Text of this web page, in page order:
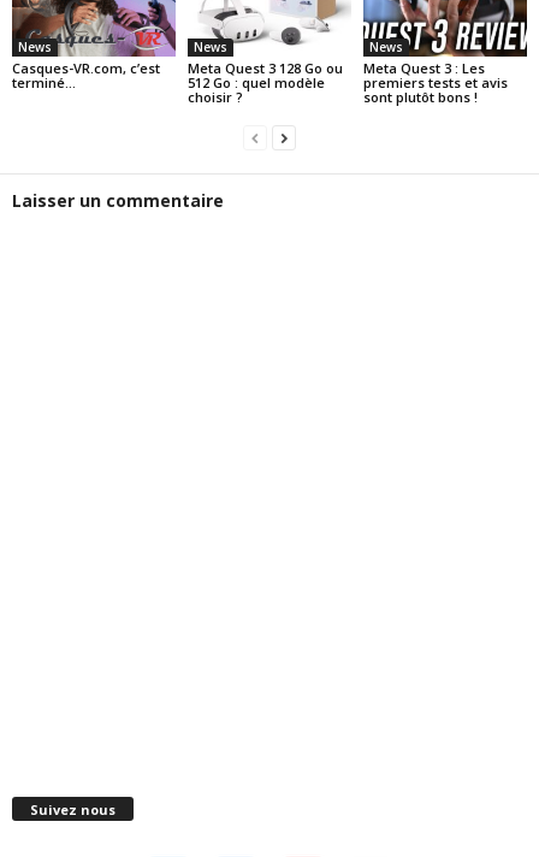
News
Casques-VR.com, c’est
terminé…
News
Meta Quest 3 128 Go ou
512 Go : quel modèle
choisir ?
News
Meta Quest 3 : Les
premiers tests et avis
sont plutôt bons !
Laisser un commentaire
Suivez nous